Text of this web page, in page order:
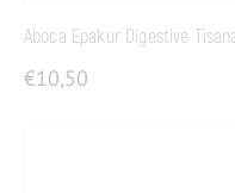
Aboca Epakur Digestive
€10,50